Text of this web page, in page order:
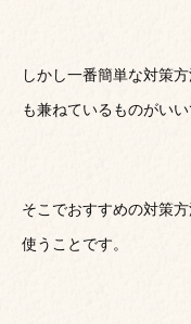
しかし一番簡単な対策
も兼ねているものがいい
そこでおすすめの対策
使うことです。